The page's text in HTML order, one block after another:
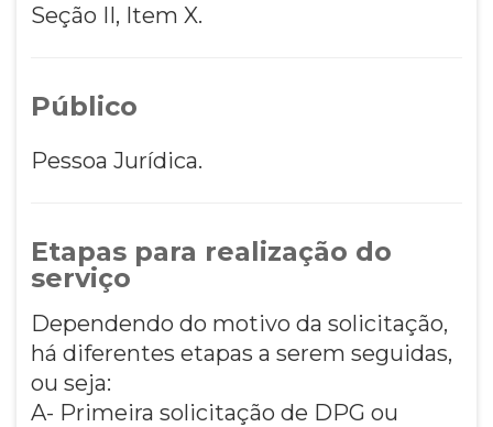
Seção II, Item X.
Público
Pessoa Jurídica.
Etapas para realização do
serviço
Dependendo do motivo da solicitação,
há diferentes etapas a serem seguidas,
ou seja:
A- Primeira solicitação de DPG ou